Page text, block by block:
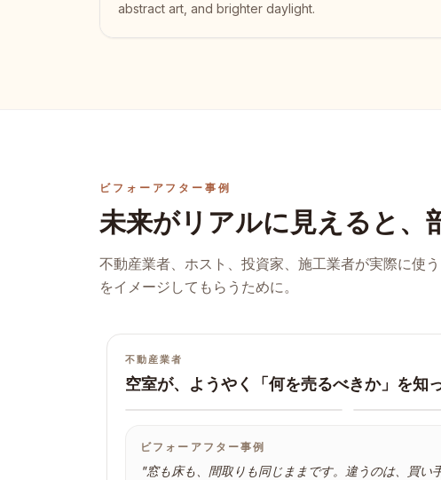
abstract art, and brighter daylight.
ビフォーアフター事例
未来がリアルに見えると、
不動産業者、ホスト、投資家、施工業者が実際に使
をイメージしてもらうために。
不動産業者
空室が、ようやく「何を売るべきか」を知っ
ビフォー アフター
ビフォーアフター事例
"窓も床も、間取りも同じままです。違うのは、買い